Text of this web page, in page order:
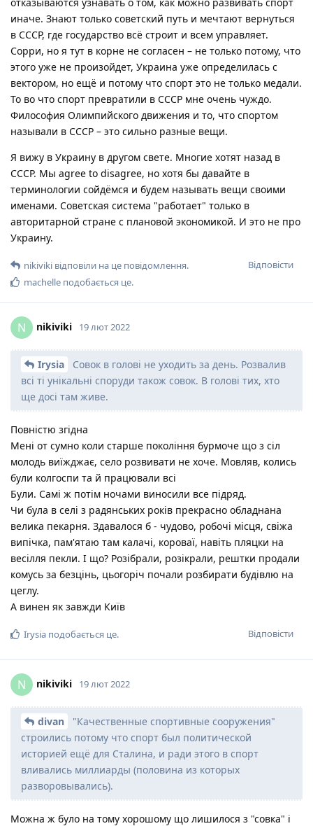
иначе. Знают только советский путь и мечтают вернуться
в СССР, где государство всё строит и всем управляет.
Сорри, но я тут в корне не согласен – не только потому, что
этого уже не произойдет, Украина уже определилась с
вектором, но ещё и потому что спорт это не только медали.
То во что спорт превратили в СССР мне очень чуждо.
Философия Олимпийского движения и то, что спортом
называли в СССР – это сильно разные вещи.
Я вижу в Украину в другом свете. Многие хотят назад в
СССР. Мы agree to disagree, но хотя бы давайте в
терминологии сойдёмся и будем называть вещи своими
именами. Советская система "работает" только в
авторитарной стране с плановой экономикой. И это не про
Украину.
Відповісти
nikiviki відповіли на це повідомлення.
machelle подобається це.
N nikiviki 19 лют 2022
Irysia
Совок в голові не уходить за день. Розвалив
всі ті унікальні споруди також совок. В голові тих, хто
ще досі там живе.
Повністю згідна
Мені от сумно коли старше покоління бурмоче що з сіл
молодь виїжджає, село розвивати не хоче. Мовляв, колись
були колгоспи та й працювали всі
Були. Самі ж потім ночами виносили все підряд.
Чи була в селі з радянських років прекрасно обладнана
велика пекарня. Здавалося б - чудово, робочі місця, свіжа
випічка, пам'ятаю там калачі, короваї, навіть пляцки на
весілля пекли. І що? Розібрали, розікрали, рештки продали
комусь за безцінь, цьогоріч почали розбирати будівлю на
цеглу.
А винен як завжди Київ
Відповісти
Irysia подобається це.
N nikiviki 19 лют 2022
divan
"Качественные спортивные сооружения"
строились потому что спорт был политической
историей ещё для Сталина, и ради этого в спорт
вливались миллиарды (половина из которых
разворовывались).
Можна ж було на тому хорошому що лишилося з "совка" і